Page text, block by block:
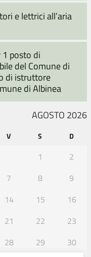
e lettrici all’aria
posto di
del Comune di
di istruttore
di Albinea
AGOSTO 2026
V S D
1
2
7 8
9
14 15
16
21 22
23
28 29
30